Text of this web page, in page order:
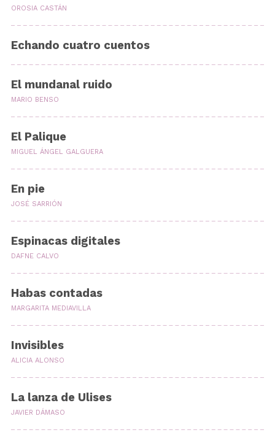
OROSIA CASTÁN
Echando cuatro cuentos
El mundanal ruido
MARIO BENSO
El Palique
MIGUEL ÁNGEL GALGUERA
En pie
JOSÉ SARRIÓN
Espinacas digitales
DAFNE CALVO
Habas contadas
MARGARITA MEDIAVILLA
Invisibles
ALICIA ALONSO
La lanza de Ulises
JAVIER DÁMASO